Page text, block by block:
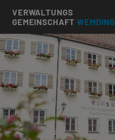
VERWALTUNGS
GEMEINSCHAFTWEMDING